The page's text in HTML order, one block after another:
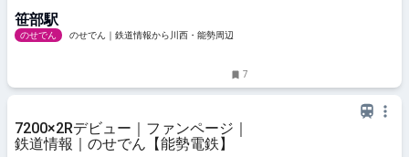
け・沿線情報｜のせでん【能勢電
鉄】
笹部駅
のせでん
のせでん｜鉄道情報から川西・能勢周辺の
7
7200×2Rデビュー｜ファンページ｜
鉄道情報｜のせでん【能勢電鉄】